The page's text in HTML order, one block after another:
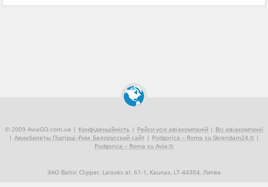
© 2009 AviaGO.com.ua | Конфіденційність | Рейси усіх авіакомпаній | Всі авіакомпанії
| Авиабилеты Підгірці–Рим, Белорусский сайт| Podgorica – Roma su Skrendam24.lt |
Podgorica – Roma su Avia.lt
ЗАО Baltic Clipper, Laisvės al. 61-1, Kaunas, LT-44304, Литва